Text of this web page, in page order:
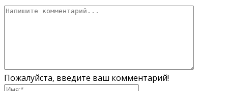
Пожалуйста, введите ваш комментарий!